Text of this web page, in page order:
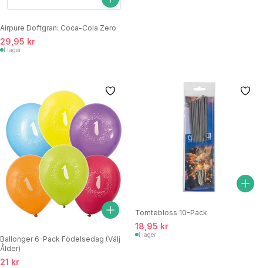
Airpure Doftgran: Coca-Cola Zero
29,95 kr
I lager
Ballonger 6-Pack Födelsedag (Välj
Ålder)
21 kr
Tomtebloss 10-Pack
18,95 kr
I lager